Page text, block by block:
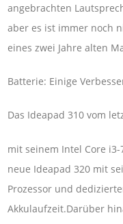
angebrachten
aber es ist immer noch
eines zwei Jahre alten
Batterie: Einige
Das Ideapad 310 vom
mit seinem Intel Core i3-
neue Ideapad 320 mit
Prozessor und
Akkulaufzeit.Darüber